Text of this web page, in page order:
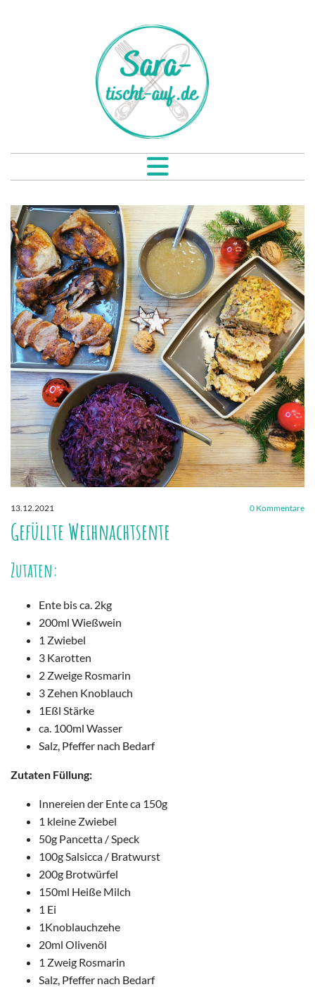
13.12.2021 0 Kommentare
Gefüllte Weihnachtsente
Zutaten:
Ente bis ca. 2kg
200ml Wießwein
1 Zwiebel
3 Karotten
2 Zweige Rosmarin
3 Zehen Knoblauch
1Eßl Stärke
ca. 100ml Wasser
Salz, Pfeffer nach Bedarf
Zutaten Füllung:
Innereien der Ente ca 150g
1 kleine Zwiebel
50g Pancetta / Speck
100g Salsicca / Bratwurst
200g Brotwürfel
150ml Heiße Milch
1 Ei
1Knoblauchzehe
20ml Olivenöl
1 Zweig Rosmarin
Salz, Pfeffer nach Bedarf